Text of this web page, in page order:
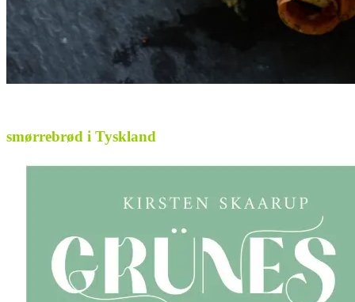
smørrebrød i Tyskland